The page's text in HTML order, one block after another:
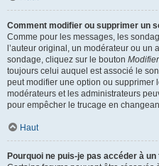
Comment modifier ou supprimer un
Comme pour les messages, les
l’auteur original, un modérateur ou un
sondage, cliquez sur le bouton Modifier
toujours celui auquel est associé le
peut modifier une option ou supprimer
modérateurs et les administrateurs
pour empêcher le trucage en
Haut
Pourquoi ne puis-je pas accéder à un